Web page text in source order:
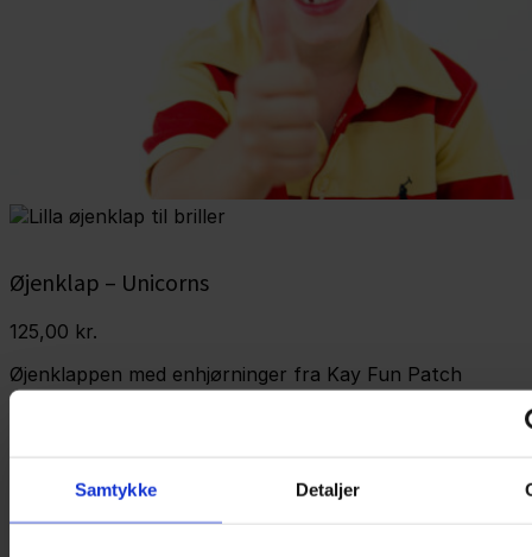
Samtykke Detaljer
Øjenklap – Unicorns
125,00 kr.
Øjenklappen med enhjørninger fra Kay Fun Patch
passer til alle typer briller. Den er designet til børn, der
På lager